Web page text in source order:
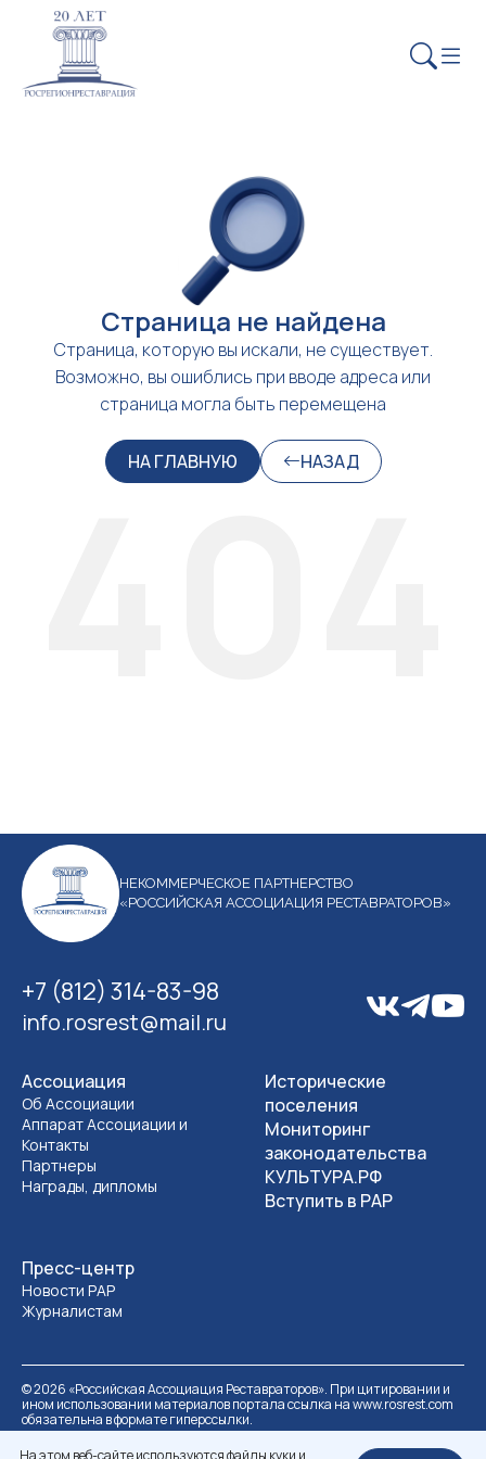
Страница не найдена
Страница, которую вы искали, не существует.
Возможно, вы ошиблись при вводе адреса или
страница могла быть перемещена
НА ГЛАВНУЮ НАЗАД
На этом веб-сайте используются файлы куки и
НЕКОММЕРЧЕСКОЕ ПАРТНЕРСТВО
«РОССИЙСКАЯ АССОЦИАЦИЯ РЕСТАВРАТОРОВ»
+7 (812) 314-83-98
info.rosrest@mail.ru
Ассоциация
Об Ассоциации
Аппарат Ассоциации и
Контакты
Партнеры
Награды, дипломы
Пресс-центр
Новости РАР
Журналистам
Исторические
поселения
Мониторинг
законодательства
КУЛЬТУРА.РФ
Вступить в РАР
©2026 «Российская Ассоциация Реставраторов». При цитировании и
ином использовании материалов портала ссылка на www.rosrest.com
обязательна в формате гиперссылки.
Политика обработки персональных данных
Разработка сайта